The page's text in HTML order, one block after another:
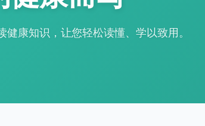
康知识，让您轻松读懂、学以致用。